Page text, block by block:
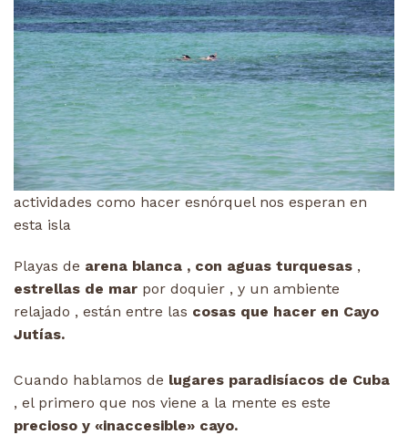
actividades como hacer esnórquel nos esperan en
esta isla
Playas de arena blanca , con aguas turquesas ,
estrellas de mar por doquier , y un ambiente
relajado , están entre las cosas que hacer en Cayo
Jutías.
Cuando hablamos de lugares paradisíacos de Cuba
, el primero que nos viene a la mente es este
precioso y «inaccesible» cayo.